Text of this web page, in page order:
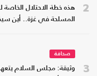
2
هذه خطة الاحتلال
المسلحة في غزة.. أين
3
صحافة
وثيقة: مجلس السلام